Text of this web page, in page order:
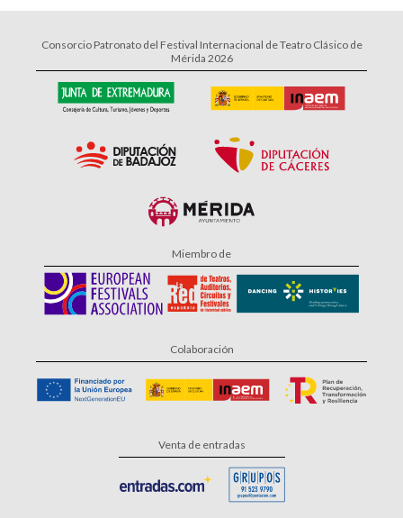
Consorcio Patronato del Festival Internacional de Teatro Clásico de
Mérida 2026
Miembro de
Colaboración
Venta de entradas